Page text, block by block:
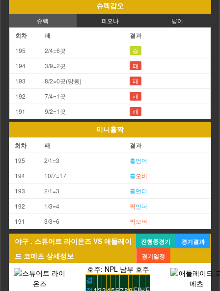
슈렉갑오
슈렉 피오나 냥이
회차 패 결과
195 2/4=6끗
승
194
3/9=2끗
패
193
8/2=0끗(망통)
패
192
7/4=1끗
패
191
9/2=1끗 패
미니홀짝
회차 패 결과
195 2/1=3 홀언더
194
10/7=17 홀오버
193
2/1=3 홀언더
192
1/3=4 짝언더
191
3/3=6 짝오버
야구 . 스튜어트 라이온즈 VS 애들레이
드 코메츠 상세정보
진행중경기
경기결과
경기일정
호주: NPL 남부 호주
결